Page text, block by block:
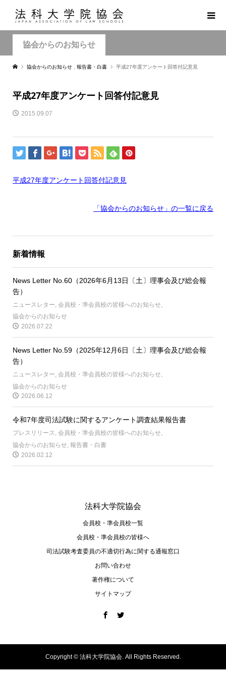
協会からのお知らせ
協会からのお知らせ 報告書・白書 平成27年度アンケート回答付記意見
平成27年度アンケート回答付記意見
2015.09.07
平成27年度アンケート回答付記意見
「協会からのお知らせ 」の一覧に戻る
新着情報
News Letter No.60（2026年6月13日〔土〕理事会及び総会報
告）
ニュースレター 会員校・準会員校の皆様へのお知らせ
協会からのお知らせ
2026.07.22
News Letter No.59（2025年12月6日〔土〕理事会及び総会報
告）
ニュースレター, 会員校・準会員校の皆様へのお知らせ,
協会からのお知らせ
2026.06.12
令和7年度司法試験に関するアンケート調査結果報告書
プレスリリース, 会員校・準会員校の皆様へのお知らせ,
協会からのお知らせ 報告書・白書
2026.02.12
法科大学院協会
会員校・準会員校一覧
会員校・準会員校の皆様へ
司法試験考査委員の不適切⾏為に関する通報窓⼝
お問い合わせ
著作権について
サイトマップ
Copyright ©法科大学院協会. All Rights Reserved.